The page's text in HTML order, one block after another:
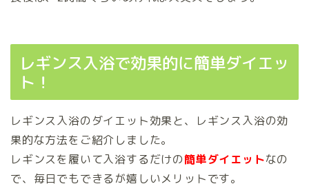
レギンス入浴で効果的に簡単ダイエッ
ト！
レギンス入浴のダイエット効果と、レギンス入浴の効
果的な方法をご紹介しました。
レギンスを履いて入浴するだけの簡単ダイエットなの
で、毎日でもできるが嬉しいメリットです。